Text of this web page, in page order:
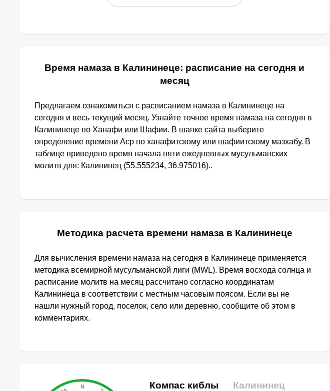
Время намаза в Калининеце: расписание на сегодня и
месяц
Предлагаем ознакомиться с расписанием намаза в Калининеце на
сегодня и весь текущий месяц. Узнайте точное время намаза на сегодня в
Калининеце по Ханафи или Шафии. В шапке сайта выберите
определение времени Аср по ханафитскому или шафиитскому мазхабу. В
таблице приведено время начала пяти ежедневных мусульманских
молитв для: Калининец (55.555234, 36.975016)..
Методика расчета времени намаза в Калининеце
Для вычисления времени намаза на сегодня в Калининеце применяется
методика всемирной мусульманской лиги (MWL). Время восхода солнца и
расписание молитв на месяц рассчитано согласно координатам
Калининеца в соответствии с местным часовым поясом. Если вы не
нашли нужный город, поселок, село или деревню, сообщите об этом в
комментариях.
Компас киблы Калининец